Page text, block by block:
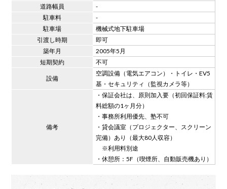
道路幅員
-
駐車料
-
駐車場
機械式地下駐車場
引渡し時期
即可
築年月
2005年5月
短期契約
不可
設備
空調設備（電気エアコン）・トイレ・EV5
基・セキュリティ（監視カメラ等）
備考
・保証会社は、原則加入要（初回保証料:賃
料総額の1ヶ月分）
・事務所利用優先、塾不可
・貸会議室（プロジェクター、スクリーン
完備）あり（最大80人収容）
※利用料別途
・休憩所：5F（喫煙所、自動販売機あり）